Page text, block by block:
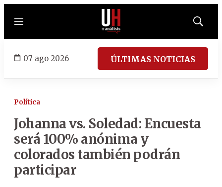
Menú
Mostrar
07 ago 2026 ÚLTIMAS NOTICIAS
Política
Johanna vs. Soledad: Encuesta
será 100% anónima y
colorados también podrán
participar